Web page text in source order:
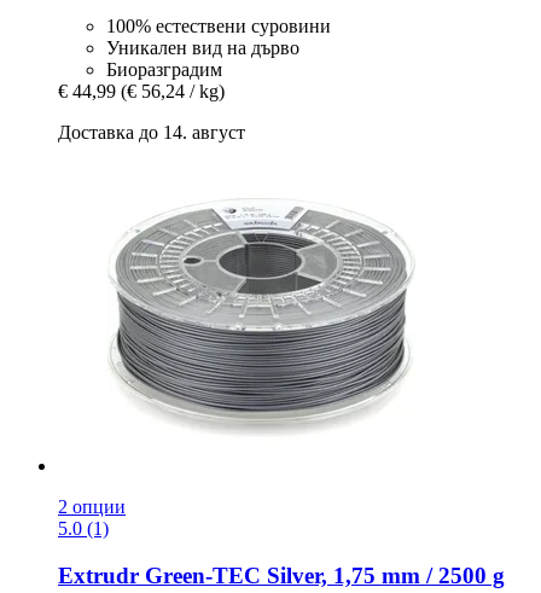
100% естествени суровини
Уникален вид на дърво
Биоразградим
€ 44,99 (€ 56,24 / kg)
Доставка до 14. август
2 опции
5.0 (1)
Extrudr Green-​TEC Silver, 1,75 mm / 2500 g